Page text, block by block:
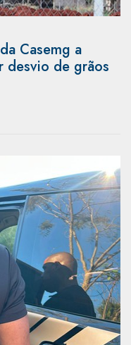
Casemg a
desvio de grãos